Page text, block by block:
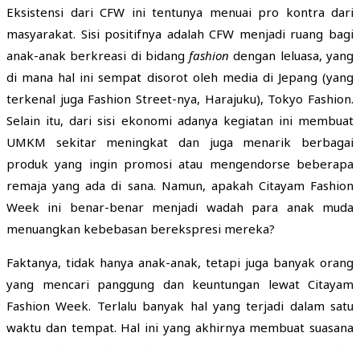
Eksistensi dari CFW ini tentunya menuai pro kontra dari
masyarakat. Sisi positifnya adalah CFW menjadi ruang bagi
anak-anak berkreasi di bidangfashiondengan leluasa, yang
di mana hal ini sempat disorot oleh media di Jepang (yang
terkenal juga Fashion Street-nya, Harajuku), Tokyo Fashion.
Selain itu, dari sisi ekonomi adanya kegiatan ini membuat
UMKM sekitar meningkat dan juga menarik berbagai
produk yang ingin promosi atau mengendorse beberapa
remaja yang ada di sana. Namun, apakah Citayam Fashion
Week ini benar-benar menjadi wadah para anak muda
menuangkan kebebasan berekspresi mereka?
Faktanya, tidak hanya anak-anak, tetapi juga banyak orang
yang mencari panggung dan keuntungan lewat Citayam
Fashion Week. Terlalu banyak hal yang terjadi dalam satu
waktu dan tempat. Hal ini yang akhirnya membuat suasana